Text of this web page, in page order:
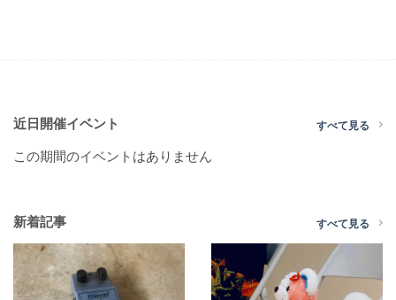
近日開催イベント すべて見る
この期間のイベントはありません
新着記事 すべて見る